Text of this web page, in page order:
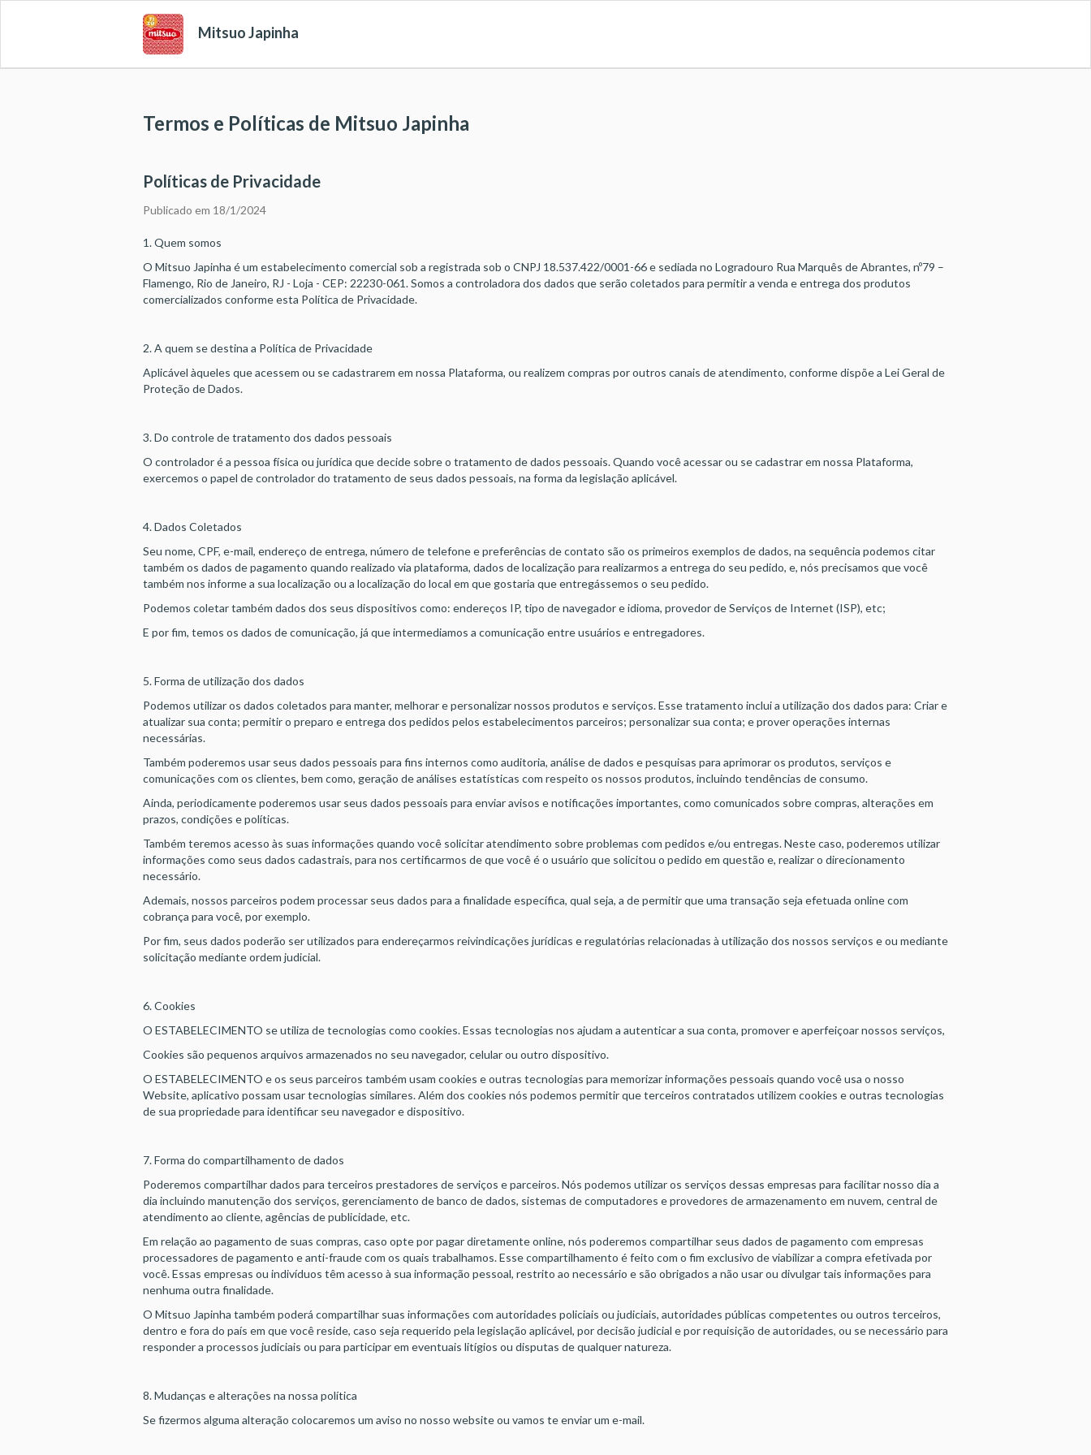
Mitsuo Japinha
Termos e Políticas de Mitsuo Japinha
Políticas de Privacidade
Publicado em 18/1/2024
1. Quem somos
O Mitsuo Japinha é um estabelecimento comercial sob a registrada sob o CNPJ 18.537.422/0001-66 e sediada no Logradouro Rua Marquês de Abrantes, nº79 –
Flamengo, Rio de Janeiro, RJ - Loja - CEP: 22230-061. Somos a controladora dos dados que serão coletados para permitir a venda e entrega dos produtos
comercializados conforme esta Política de Privacidade.
2. A quem se destina a Política de Privacidade
Aplicável àqueles que acessem ou se cadastrarem em nossa Plataforma, ou realizem compras por outros canais de atendimento, conforme dispõe a Lei Geral de
Proteção de Dados.
3. Do controle de tratamento dos dados pessoais
O controlador é a pessoa física ou jurídica que decide sobre o tratamento de dados pessoais. Quando você acessar ou se cadastrar em nossa Plataforma,
exercemos o papel de controlador do tratamento de seus dados pessoais, na forma da legislação aplicável.
4. Dados Coletados
Seu nome, CPF, e-mail, endereço de entrega, número de telefone e preferências de contato são os primeiros exemplos de dados, na sequência podemos citar
também os dados de pagamento quando realizado via plataforma, dados de localização para realizarmos a entrega do seu pedido, e, nós precisamos que você
também nos informe a sua localização ou a localização do local em que gostaria que entregássemos o seu pedido.
Podemos coletar também dados dos seus dispositivos como: endereços IP, tipo de navegador e idioma, provedor de Serviços de Internet (ISP), etc;
E por fim, temos os dados de comunicação, já que intermediamos a comunicação entre usuários e entregadores.
5. Forma de utilização dos dados
Podemos utilizar os dados coletados para manter, melhorar e personalizar nossos produtos e serviços. Esse tratamento inclui a utilização dos dados para: Criar e
atualizar sua conta; permitir o preparo e entrega dos pedidos pelos estabelecimentos parceiros; personalizar sua conta; e prover operações internas
necessárias.
Também poderemos usar seus dados pessoais para fins internos como auditoria, análise de dados e pesquisas para aprimorar os produtos, serviços e
comunicações com os clientes, bem como, geração de análises estatísticas com respeito os nossos produtos, incluindo tendências de consumo.
Ainda, periodicamente poderemos usar seus dados pessoais para enviar avisos e notificações importantes, como comunicados sobre compras, alterações em
prazos, condições e políticas.
Também teremos acesso às suas informações quando você solicitar atendimento sobre problemas com pedidos e/ou entregas. Neste caso, poderemos utilizar
informações como seus dados cadastrais, para nos certificarmos de que você é o usuário que solicitou o pedido em questão e, realizar o direcionamento
necessário.
Ademais, nossos parceiros podem processar seus dados para a finalidade específica, qual seja, a de permitir que uma transação seja efetuada online com
cobrança para você, por exemplo.
Por fim, seus dados poderão ser utilizados para endereçarmos reivindicações jurídicas e regulatórias relacionadas à utilização dos nossos serviços e ou mediante
solicitação mediante ordem judicial.
6. Cookies
O ESTABELECIMENTO se utiliza de tecnologias como cookies. Essas tecnologias nos ajudam a autenticar a sua conta, promover e aperfeiçoar nossos serviços,
Cookies são pequenos arquivos armazenados no seu navegador, celular ou outro dispositivo.
O ESTABELECIMENTO e os seus parceiros também usam cookies e outras tecnologias para memorizar informações pessoais quando você usa o nosso
Website, aplicativo possam usar tecnologias similares. Além dos cookies nós podemos permitir que terceiros contratados utilizem cookies e outras tecnologias
de sua propriedade para identificar seu navegador e dispositivo.
7. Forma do compartilhamento de dados
Poderemos compartilhar dados para terceiros prestadores de serviços e parceiros. Nós podemos utilizar os serviços dessas empresas para facilitar nosso dia a
dia incluindo manutenção dos serviços, gerenciamento de banco de dados, sistemas de computadores e provedores de armazenamento em nuvem, central de
atendimento ao cliente, agências de publicidade, etc.
Em relação ao pagamento de suas compras, caso opte por pagar diretamente online, nós poderemos compartilhar seus dados de pagamento com empresas
processadores de pagamento e anti-fraude com os quais trabalhamos. Esse compartilhamento é feito com o fim exclusivo de viabilizar a compra efetivada por
você. Essas empresas ou indivíduos têm acesso à sua informação pessoal, restrito ao necessário e são obrigados a não usar ou divulgar tais informações para
nenhuma outra finalidade.
O Mitsuo Japinha também poderá compartilhar suas informações com autoridades policiais ou judiciais, autoridades públicas competentes ou outros terceiros,
dentro e fora do país em que você reside, caso seja requerido pela legislação aplicável, por decisão judicial e por requisição de autoridades, ou se necessário para
responder a processos judiciais ou para participar em eventuais litígios ou disputas de qualquer natureza.
8. Mudanças e alterações na nossa política
Se fizermos alguma alteração colocaremos um aviso no nosso website ou vamos te enviar um e-mail.